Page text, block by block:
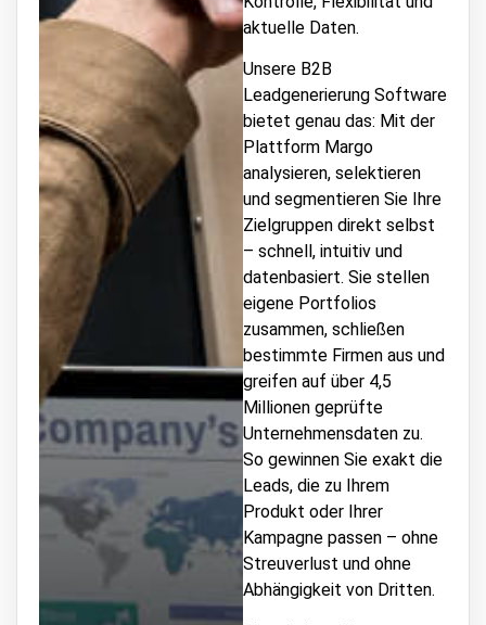
aktuelle Daten.
Unsere B2B
Leadgenerierung Software
bietet genau das: Mit der
Plattform Margo
analysieren, selektieren
und segmentieren Sie Ihre
Zielgruppen direkt selbst
– schnell, intuitiv und
datenbasiert. Sie stellen
eigene Portfolios
zusammen, schließen
bestimmte Firmen aus und
greifen auf über 4,5
Millionen geprüfte
Unternehmensdaten zu.
So gewinnen Sie exakt die
Leads, die zu Ihrem
Produkt oder Ihrer
Kampagne passen – ohne
Streuverlust und ohne
Abhängigkeit von Dritten.